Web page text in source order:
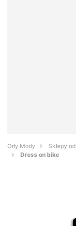
Orły Mody
Sklepy
Dress on bike